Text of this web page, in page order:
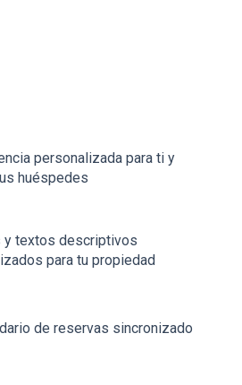
personalizada para ti y
huéspedes
y textos descriptivos
para tu propiedad
de reservas sincronizado